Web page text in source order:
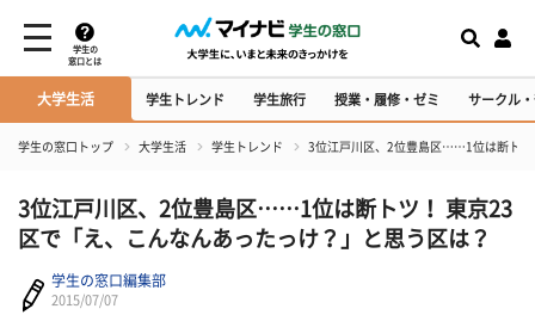
学生の
窓口とは
大学生活 学生トレンド 学生旅行 授業・履修・ゼミ サークル
学生の窓口トップ 大学生活 学生トレンド 3位江戸川区、2位豊島区……1位は断トツ
3位江戸川区、2位豊島区……1位は断トツ！ 東京23
区で「え、こんなんあったっけ？」と思う区は？
学生の窓口編集部
2015/07/07